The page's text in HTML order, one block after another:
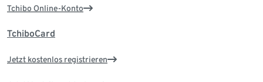
Tchibo Online-Konto
TchiboCard
Jetzt kostenlos registrieren